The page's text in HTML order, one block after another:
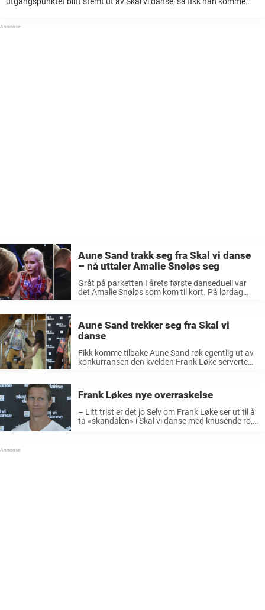
Aune Sand trakk seg fra Skal vi danse
– nå uttaler Amalie Snøløs seg
Gråt på parketten I årets første danseduell var
det Amalie Snøløs som kom til kort. På lørdag
Aune Sand trekker seg fra Skal vi
danse
Fikk komme tilbake Aune Sand røk egentlig ut av
konkurransen den kvelden Frank Løke serverte
Frank Løkes nye overraskelse
– Litt trist er det jo Selv om Frank Løke ser ut til å
ta «skandalen» i Skal vi danse med knusende ro,